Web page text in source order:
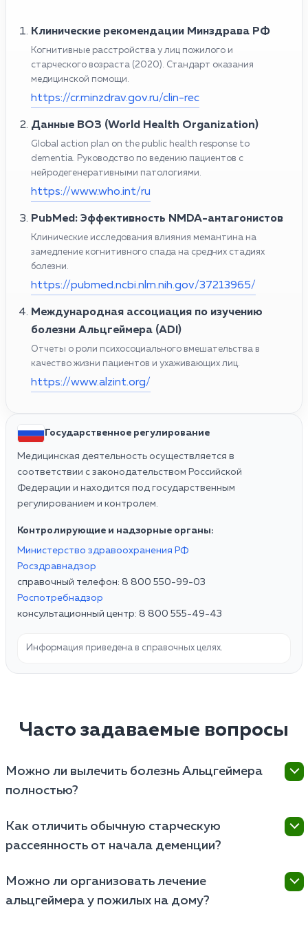
Клинические рекомендации Минздрава РФ
Когнитивные расстройства у лиц пожилого и
старческого возраста (2020). Стандарт оказания
медицинской помощи.
https://cr.minzdrav.gov.ru/clin-rec
Данные ВОЗ (World Health Organization)
Global action plan on the public health response to
dementia. Руководство по ведению пациентов с
нейродегенеративными патологиями.
https://www.who.int/ru
PubMed: Эффективность NMDA-антагонистов
Клинические исследования влияния мемантина на
замедление когнитивного спада на средних стадиях
болезни.
https://pubmed.ncbi.nlm.nih.gov/37213965/
Международная ассоциация по изучению
болезни Альцгеймера (ADI)
Отчеты о роли психосоциального вмешательства в
качество жизни пациентов и ухаживающих лиц.
https://www.alzint.org/
Государственное регулирование
Медицинская деятельность осуществляется в
соответствии с законодательством Российской
Федерации и находится под государственным
регулированием и контролем.
Контролирующие и надзорные органы:
Министерство здравоохранения РФ
Росздравнадзор
справочный телефон: 8 800 550-99-03
Роспотребнадзор
консультационный центр: 8 800 555-49-43
Информация приведена в справочных целях.
Часто задаваемые вопросы
Можно ли вылечить болезнь Альцгеймера
полностью?
неизлечимым. Однако современная терапия
способна значительно замедлить гибель нейронов,
улучшить качество жизни пациента на длительный
срок.
Как отличить обычную старческую
рассеянность от начала деменции?
актера или куда положил очки, но вспомнит об этом
позже. При болезни Альцгеймера человек забывает
Можно ли организовать лечение
альцгеймера у пожилых на дому?